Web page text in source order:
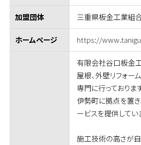
加盟団体 三重県板金工業組
ホームページ https://
有限会社谷口板金
屋根、外壁リフォー
専門に行っておりま
伊勢町に拠点を置
ービスを提供してい
施工技術の高さが